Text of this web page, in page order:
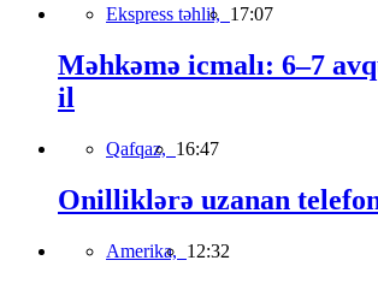
Ekspress təhlil, 17:07
Məhkəmə icmalı: 6–7
il
Qafqaz, 16:47
Onilliklərə uzanan
Amerika, 12:32